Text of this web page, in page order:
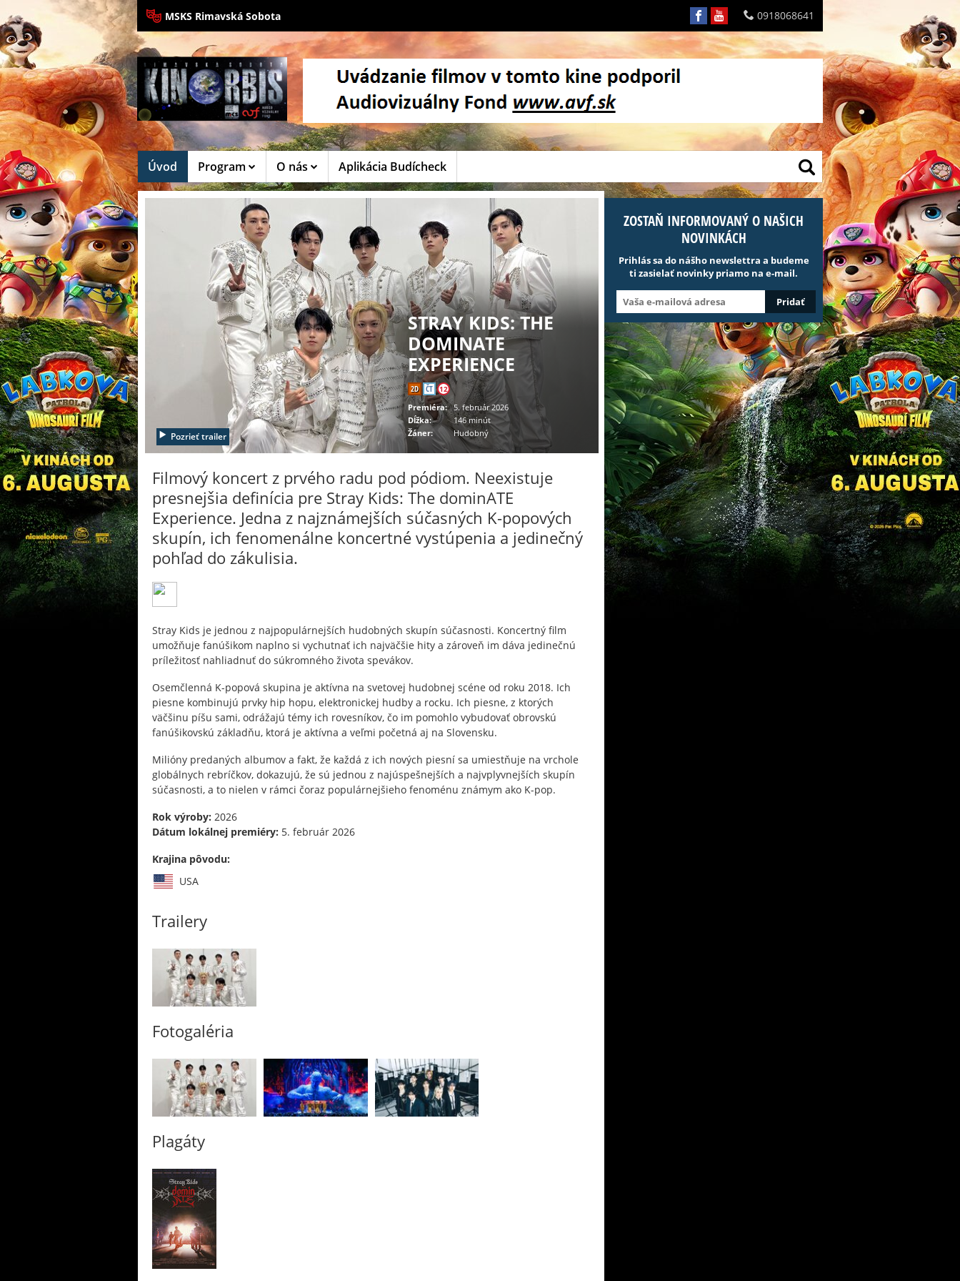
MSKS Rimavská Sobota 0918068641
Úvod Program O nás Aplikácia Budícheck
Pozrieť trailer
STRAY KIDS: THE
DOMINATE
EXPERIENCE
2D ČT 12
Premiéra: 5. február 2026
Dĺžka:
146 minút
Žáner:
Hudobný
Filmový koncert z prvého radu pod pódiom. Neexistuje
presnejšia definícia pre Stray Kids: The dominATE
Experience. Jedna z najznámejších súčasných K-popových
skupín, ich fenomenálne koncertné vystúpenia a jedinečný
pohľad do zákulisia.
Stray Kids je jednou z najpopulárnejších hudobných skupín súčasnosti. Koncertný film
umožňuje fanúšikom naplno si vychutnať ich najväčšie hity a zároveň im dáva jedinečnú
príležitosť nahliadnuť do súkromného života spevákov.
Osemčlenná K-popová skupina je aktívna na svetovej hudobnej scéne od roku 2018. Ich
piesne kombinujú prvky hip hopu, elektronickej hudby a rocku. Ich piesne, z ktorých
väčšinu píšu sami, odrážajú témy ich rovesníkov, čo im pomohlo vybudovať obrovskú
fanúšikovskú základňu, ktorá je aktívna a veľmi početná aj na Slovensku.
Milióny predaných albumov a fakt, že každá z ich nových piesní sa umiestňuje na vrchole
globálnych rebríčkov, dokazujú, že sú jednou z najúspešnejších a najvplyvnejších skupín
súčasnosti, a to nielen v rámci čoraz populárnejšieho fenoménu známym ako K-pop.
Rok výroby: 2026
Dátum lokálnej premiéry: 5. február 2026
Krajina pôvodu:
USA
Trailery
Fotogaléria
Plagáty
ZOSTAŇ INFORMOVANÝ O NAŠICH
NOVINKÁCH
Prihlás sa do nášho newslettra a budeme
ti zasielať novinky priamo na e-mail.